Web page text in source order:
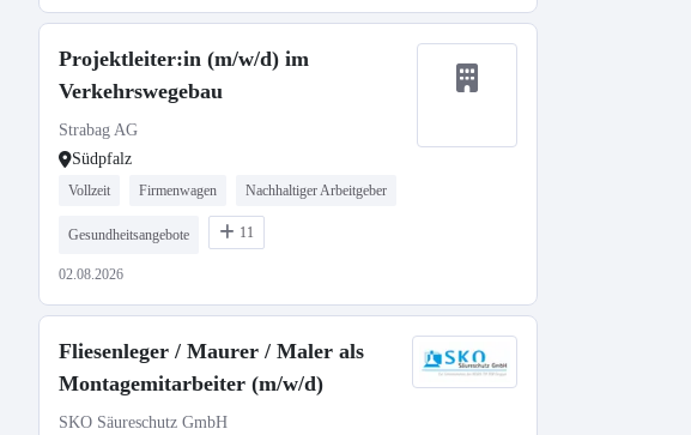
Projektleiter:in (m/w/d) im
Verkehrswegebau
Strabag AG
Südpfalz
Vollzeit Firmenwagen Nachhaltiger Arbeitgeber
Gesundheitsangebote 11
02.08.2026
Fliesenleger / Maurer / Maler als
Montagemitarbeiter (m/w/d)
SKO Säureschutz GmbH